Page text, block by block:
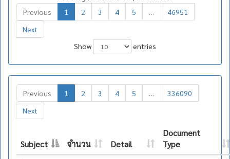
Previous
1 2 3 4 5 …
46951
Next
Show
entries
Previous 1 2 3 4 5 …
336090
Next
Subject จำนวน Detail
Document
Type